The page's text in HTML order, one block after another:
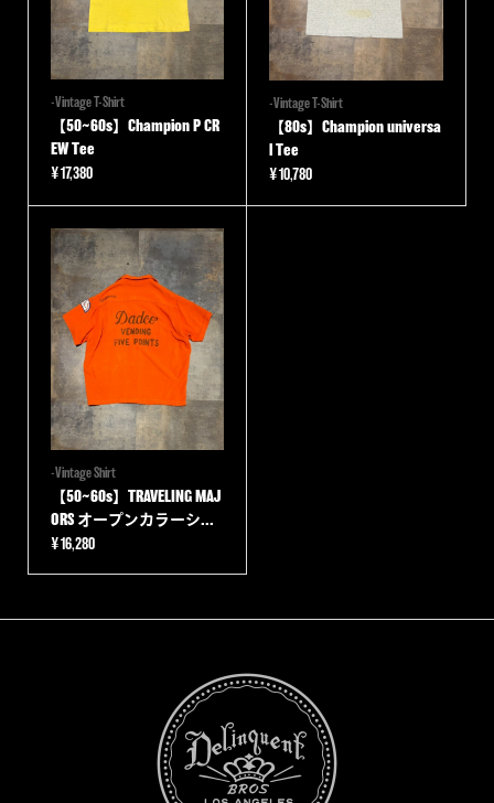
-Vintage T-Shirt
【50~60s】Champion P CR
EW Tee
¥17,380
-Vintage T-Shirt
【80s】Champion universa
l Tee
¥10,780
-Vintage Shirt
【50~60s】TRAVELING MAJ
ORS オープンカラーシ...
¥16,280